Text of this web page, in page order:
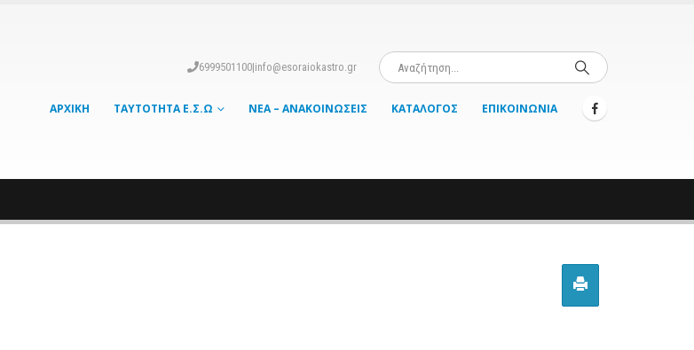
6999501100|info@esoraiokastro.gr
ΑΡΧΙΚΉ ΤΑΥΤΌΤΗΤΑ Ε.Σ.Ω ΝΈΑ – ΑΝΑΚΟΙΝΏΣΕΙΣ ΚΑΤΆΛΟΓΟΣ ΕΠΙΚΟΙΝΩΝΊΑ